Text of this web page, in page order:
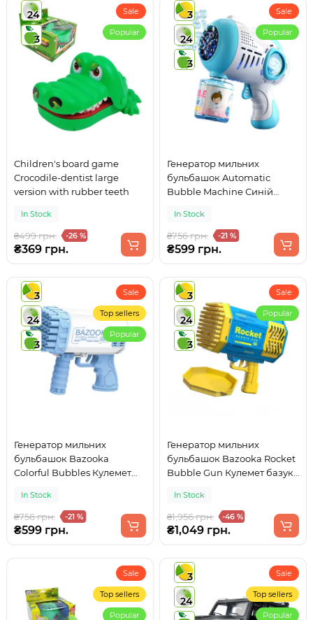
24
3
Sale
Popular
Children's board game
Crocodile-dentist large
version with rubber teeth
In Stock
₴499 грн. -26 %
₴369 грн.
3
24
3
Sale
Popular
Генератор мильних
бульбашок Automatic
Bubble Machine Синій
In Stock
₴756 грн. -21 %
₴599 грн.
3
24
3
Sale
Top sellers
Popular
Генератор мильних
бульбашок Bazooka
Colorful Bubbles Кулемет
In Stock
₴756 грн. -21 %
₴599 грн.
3
24
3
Sale
Popular
Генератор мильних
бульбашок Bazooka Rocket
Bubble Gun Кулемет базука
10 пакетів мильного
розчину Синьо-жовтий
In Stock
₴1,956 грн. -46 %
₴1,049 грн.
Sale
Top sellers
Popular
3
24
Sale
Top sellers
Popular